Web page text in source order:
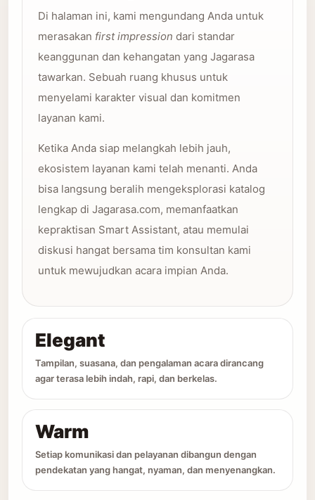
Di halaman ini, kami mengundang Anda untuk
merasakan first impression dari standar
keanggunan dan kehangatan yang Jagarasa
tawarkan. Sebuah ruang khusus untuk
menyelami karakter visual dan komitmen
layanan kami.
Ketika Anda siap melangkah lebih jauh,
ekosistem layanan kami telah menanti. Anda
bisa langsung beralih mengeksplorasi katalog
lengkap di Jagarasa.com, memanfaatkan
kepraktisan Smart Assistant, atau memulai
diskusi hangat bersama tim konsultan kami
untuk mewujudkan acara impian Anda.
Elegant
Tampilan, suasana, dan pengalaman acara dirancang
agar terasa lebih indah, rapi, dan berkelas.
Warm
Setiap komunikasi dan pelayanan dibangun dengan
pendekatan yang hangat, nyaman, dan menyenangkan.